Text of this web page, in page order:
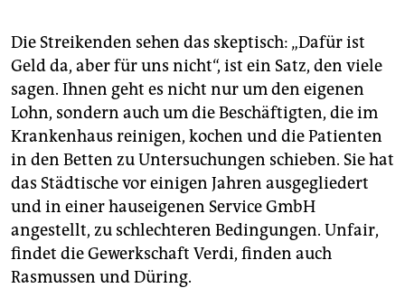
Die Streikenden sehen das skeptisch: „Dafür ist
Geld da, aber für uns nicht“, ist ein Satz, den viele
sagen. Ihnen geht es nicht nur um den eigenen
Lohn, sondern auch um die Beschäftigten, die im
Krankenhaus reinigen, kochen und die Patienten
in den Betten zu Untersuchungen schieben. Sie hat
das Städtische vor einigen Jahren ausgegliedert
und in einer hauseigenen Service GmbH
angestellt, zu schlechteren Bedingungen. Unfair,
findet die Gewerkschaft Verdi, finden auch
Rasmussen und Düring.